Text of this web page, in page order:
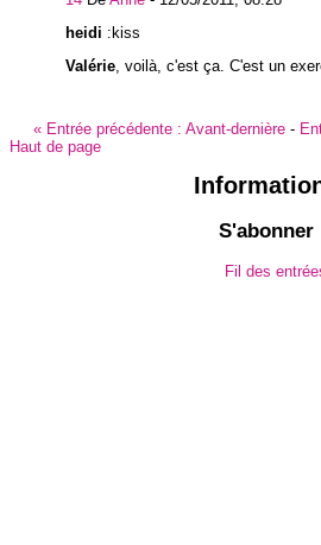
heidi :kiss
Valérie , voilà, c'est ça. C'est un
« Entrée précédente : Avant-dernière -
Haut de page
S'abonner
Fil des